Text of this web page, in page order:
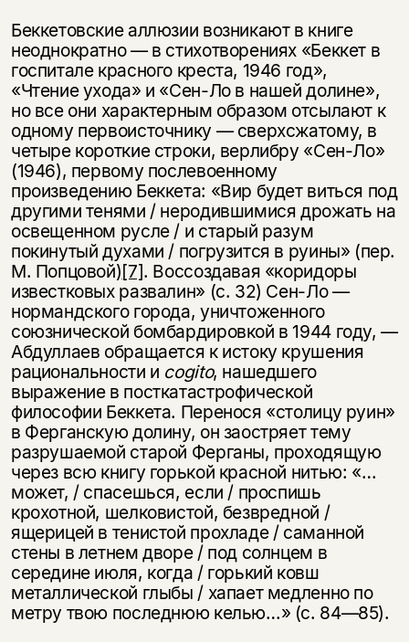
Беккетовские аллюзии возникают в книге
неоднократно — в стихотворениях «Беккет в
госпитале красного креста, 1946 год»,
«Чтение ухода» и «Сен-Ло в нашей долине»,
но все они характерным образом отсылают к
одному первоисточнику — сверхсжатому, в
четыре короткие строки, верлибру «Сен-Ло»
(1946), первому послевоенному
произведению Беккета: «Вир будет виться под
другими тенями / неродившимися дрожать на
освещенном русле / и старый разум
покинутый духами / погрузится в руины» (пер.
М. Попцовой)[7]. Воссоздавая «коридоры
известковых развалин» (с. 32) Сен-Ло —
нормандского города, уничтоженного
союзнической бомбардировкой в 1944 году, —
Абдуллаев обращается к истоку крушения
рациональности и cogito, нашедшего
выражение в посткатастрофической
философии Беккета. Перенося «столицу руин»
в Ферганскую долину, он заостряет тему
разрушаемой старой Ферганы, проходящую
через всю книгу горькой красной нитью: «…
может, / спасешься, если / проспишь
крохотной, шелковистой, безвредной /
ящерицей в тенистой прохладе / саманной
стены в летнем дворе / под солнцем в
середине июля, когда / горький ковш
металлической глыбы / хапает медленно по
метру твою последнюю келью…» (с. 84—85).